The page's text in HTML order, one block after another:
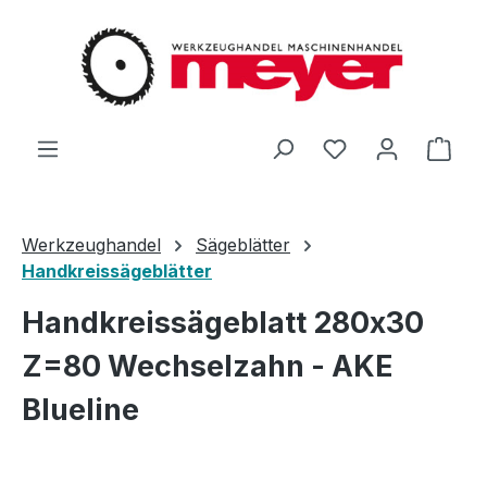
Zum Hauptinhalt springen
Du hast 0
Werkzeughandel
Sägeblätter
Handkreissägeblätter
Handkreissägeblatt 280x30
Z=80 Wechselzahn - AKE
Blueline